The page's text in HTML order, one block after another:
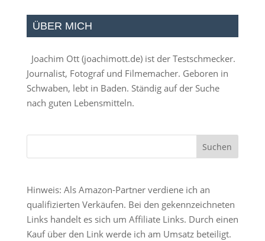
ÜBER MICH
Joachim Ott (joachimott.de) ist der Testschmecker.
Journalist, Fotograf und Filmemacher. Geboren in
Schwaben, lebt in Baden. Ständig auf der Suche
nach guten Lebensmitteln.
Hinweis: Als Amazon-Partner verdiene ich an
qualifizierten Verkäufen. Bei den gekennzeichneten
Links handelt es sich um Affiliate Links. Durch einen
Kauf über den Link werde ich am Umsatz beteiligt.